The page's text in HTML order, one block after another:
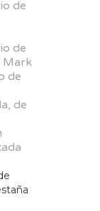
de
de
Mark
de
de